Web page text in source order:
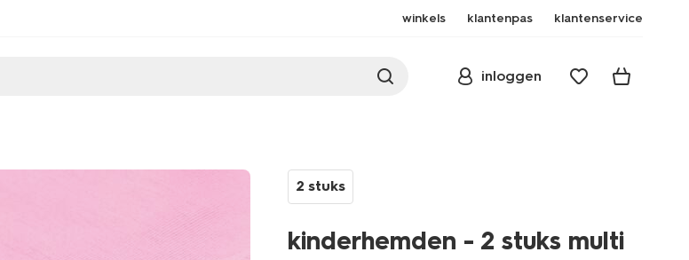
winkels klantenpas klantenservice
inloggen
2 stuks
kinderhemden - 2 stuks multi